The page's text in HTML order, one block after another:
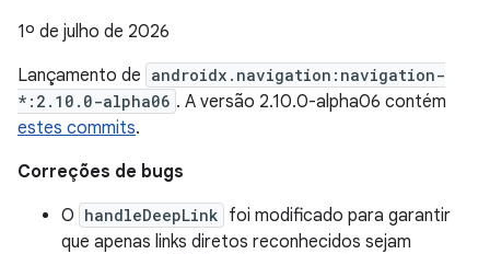
1º de julho de 2026
Lançamento de androidx.navigation:navigation-
*:2.10.0-alpha06 . A versão 2.10.0-alpha06 contém
estes commits.
Correções de bugs
O handleDeepLink foi modificado para garantir
que apenas links diretos reconhecidos sejam